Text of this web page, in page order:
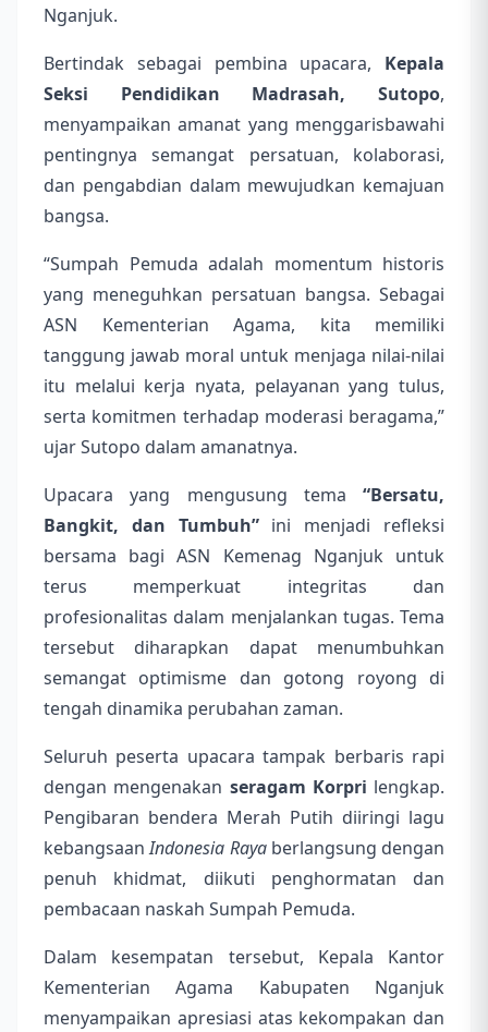
Nganjuk.
Bertindak sebagai pembina upacara, Kepala
Seksi Pendidikan Madrasah, Sutopo,
menyampaikan amanat yang menggarisbawahi
pentingnya semangat persatuan, kolaborasi,
dan pengabdian dalam mewujudkan kemajuan
bangsa.
“Sumpah Pemuda adalah momentum historis
yang meneguhkan persatuan bangsa. Sebagai
ASN Kementerian Agama, kita memiliki
tanggung jawab moral untuk menjaga nilai-nilai
itu melalui kerja nyata, pelayanan yang tulus,
serta komitmen terhadap moderasi beragama,”
ujar Sutopo dalam amanatnya.
Upacara yang mengusung tema “Bersatu,
Bangkit, dan Tumbuh”ini menjadi refleksi
bersama bagi ASN Kemenag Nganjuk untuk
terus memperkuat integritas dan
profesionalitas dalam menjalankan tugas. Tema
tersebut diharapkan dapat menumbuhkan
semangat optimisme dan gotong royong di
tengah dinamika perubahan zaman.
Seluruh peserta upacara tampak berbaris rapi
dengan mengenakan seragam Korpri lengkap.
Pengibaran bendera Merah Putih diiringi lagu
kebangsaanIndonesia Rayaberlangsung dengan
penuh khidmat, diikuti penghormatan dan
pembacaan naskah Sumpah Pemuda.
Dalam kesempatan tersebut, Kepala Kantor
Kementerian Agama Kabupaten Nganjuk
menyampaikan apresiasi atas kekompakan dan